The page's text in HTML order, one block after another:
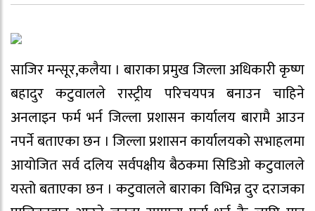
साजिर मन्सूर,कलैया । बाराका प्रमुख जिल्ला अधिकारी कृष्ण
बहादुर कटुवालले रास्ट्रीय परिचयपत्र बनाउन चाहिने
अनलाइन फर्म भर्न जिल्ला प्रशासन कार्यालय बारामै आउन
नपर्ने बताएका छन । जिल्ला प्रशासन कार्यालयको सभाहलमा
आयोजित सर्व दलिय सर्वपक्षीय बैठकमा सिडिओ कटुवालले
यस्तो बताएका छन । कटुवालले बाराका विभिन्न दुर दराजका